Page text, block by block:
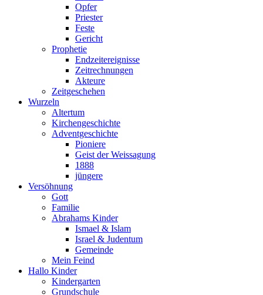
Opfer
Priester
Feste
Gericht
Prophetie
Endzeitereignisse
Zeitrechnungen
Akteure
Zeitgeschehen
Wurzeln
Altertum
Kirchengeschichte
Adventgeschichte
Pioniere
Geist der Weissagung
1888
jüngere
Versöhnung
Gott
Familie
Abrahams Kinder
Ismael & Islam
Israel & Judentum
Gemeinde
Mein Feind
Hallo Kinder
Kindergarten
Grundschule